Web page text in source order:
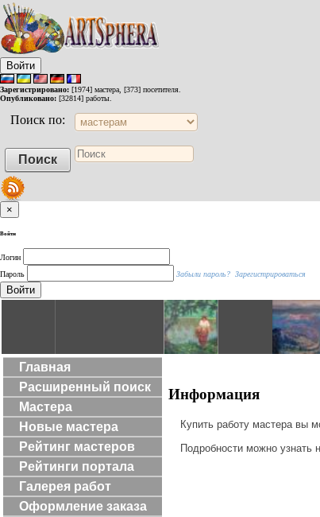
Войти
Зарегистрировано: [1974] мастера, [373] посетителя.
Опубликовано: [32814] работы.
Поиск по:
×
Войти
Логин
Пароль
Забыли пароль? Зарегистрироваться
Войти
Главная
Расширенный поиск
Мастера
Новые мастера
Рейтинг мастеров
Рейтинги портала
Галерея работ
Оформление заказа
Информация
Купить работу мастера вы
Подробности можно узнать